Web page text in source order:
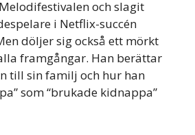
och slagit
i Netflix-succén
döljer sig också ett mörkt
framgångar. Han berättar
till sin familj och hur han
som “brukade kidnappa”